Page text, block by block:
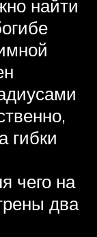
найти
гибки
чего на
два